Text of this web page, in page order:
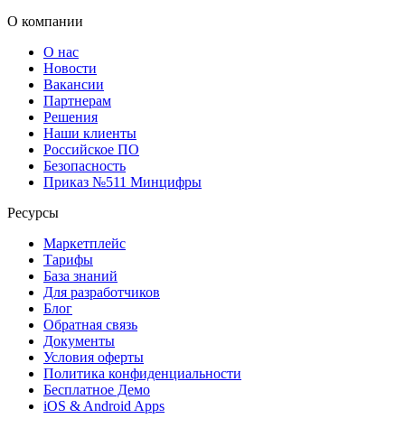
О компании
О нас
Новости
Вакансии
Партнерам
Решения
Наши клиенты
Российское ПО
Безопасность
Приказ №511 Минцифры
Ресурсы
Маркетплейс
Тарифы
База знаний
Для разработчиков
Блог
Обратная связь
Документы
Условия оферты
Политика конфиденциальности
Бесплатное Демо
iOS & Android Apps